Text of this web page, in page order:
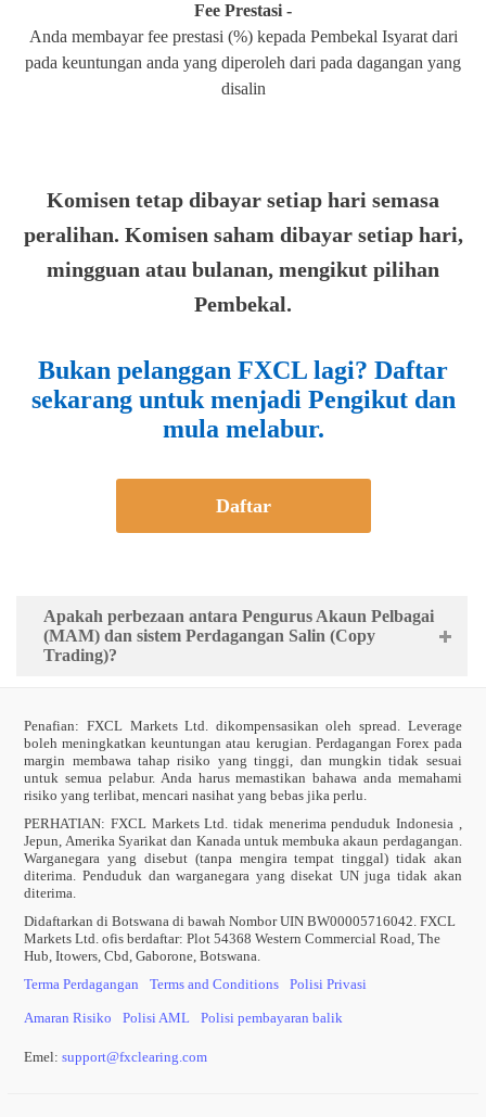
Fee Prestasi -
Anda membayar fee prestasi (%) kepada Pembekal Isyarat dari
pada keuntungan anda yang diperoleh dari pada dagangan yang
disalin
Komisen tetap dibayar setiap hari semasa
peralihan. Komisen saham dibayar setiap hari,
mingguan atau bulanan, mengikut pilihan
Pembekal.
Bukan pelanggan FXCL lagi? Daftar
sekarang untuk menjadi Pengikut dan
mula melabur.
Daftar
Apakah perbezaan antara Pengurus Akaun Pelbagai
(MAM) dan sistem Perdagangan Salin (Copy
Trading)?
Penafian: FXCL Markets Ltd. dikompensasikan oleh spread. Leverage
boleh meningkatkan keuntungan atau kerugian. Perdagangan Forex pada
margin membawa tahap risiko yang tinggi, dan mungkin tidak sesuai
untuk semua pelabur. Anda harus memastikan bahawa anda memahami
risiko yang terlibat, mencari nasihat yang bebas jika perlu.
PERHATIAN: FXCL Markets Ltd. tidak menerima penduduk Indonesia ,
Jepun, Amerika Syarikat dan Kanada untuk membuka akaun perdagangan.
Warganegara yang disebut (tanpa mengira tempat tinggal) tidak akan
diterima. Penduduk dan warganegara yang disekat UN juga tidak akan
diterima.
Didaftarkan di Botswana di bawah Nombor UIN BW00005716042. FXCL
Markets Ltd. ofis berdaftar: Plot 54368 Western Commercial Road, The
Hub, Itowers, Cbd, Gaborone, Botswana.
Terma Perdagangan
Terms and Conditions Polisi Privasi
Amaran Risiko Polisi AML Polisi pembayaran balik
Emel:support@fxclearing.com